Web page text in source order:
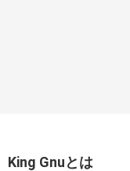
King Gnuとは